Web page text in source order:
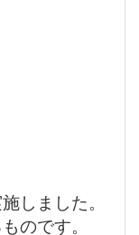
しました。
のです。